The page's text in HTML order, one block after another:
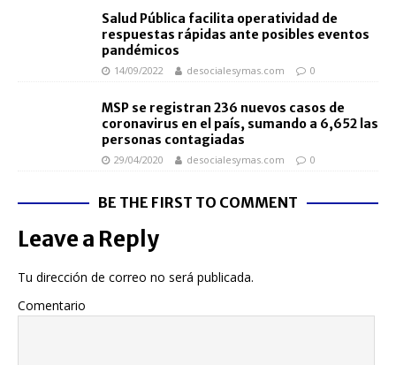
Salud Pública facilita operatividad de
respuestas rápidas ante posibles eventos
pandémicos
14/09/2022 desocialesymas.com 0
MSP se registran 236 nuevos casos de
coronavirus en el país, sumando a 6,652 las
personas contagiadas
29/04/2020 desocialesymas.com 0
BE THE FIRST TO COMMENT
Leave a Reply
Tu dirección de correo no será publicada.
Comentario